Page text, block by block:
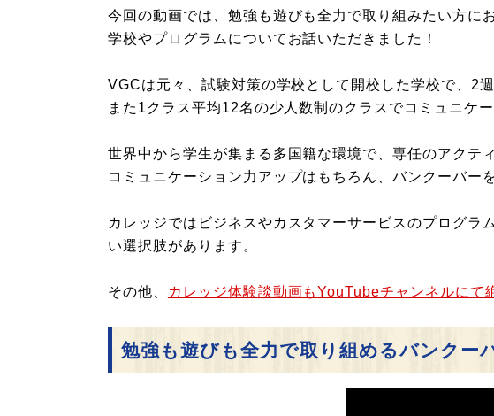
今回の動画では、勉強も遊びも全力で取り組みたい方に
学校やプログラムについてお話いただきました！
VGCは元々、試験対策の学校として開校した学校で、2
また1クラス平均12名の少人数制のクラスでコミュニケ
世界中から学生が集まる多国籍な環境で、専任のアクテ
コミュニケーション力アップはもちろん、バンクーバー
カレッジではビジネスやカスタマーサービスのプログ
い選択肢があります。
その他、 カレッジ体験談動画もYouTubeチャンネルにて
勉強も遊びも全力で取り組めるバンクー